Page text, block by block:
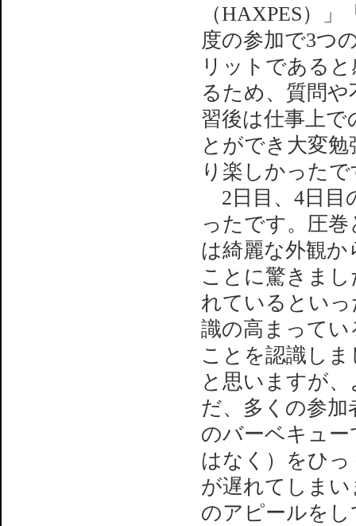
（HAXPES）
度の参加で3つ
リットである
るため、質問
習後は仕事上
とができ大変
り楽しかったで
2日目、4日目
ったです。圧
は綺麗な外観
ことに驚きま
れているとい
識の高まって
ことを認識し
と思いますが
だ、多くの参
のバーベキュ
はなく）をひ
が遅れてしま
のアピールを